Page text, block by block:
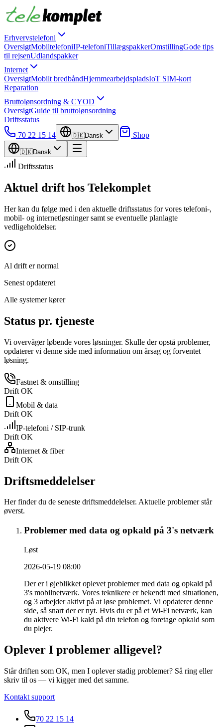
Erhvervstelefoni
OversigtMobiltelefoniIP-telefoniTillægspakkerOmstillingGode tips
til rejsenUdlandspakker
Internet
OversigtMobilt bredbåndHjemmearbejdspladsIoT SIM-kort
Reparation
Bruttolønsordning & CYOD
OversigtGuide til bruttolønsordning
Driftsstatus
70 22 15 14
🇩🇰Dansk Shop
🇩🇰Dansk
Driftsstatus
Aktuel drift hos Telekomplet
Her kan du følge med i den aktuelle driftsstatus for vores telefoni-,
mobil- og internetløsninger samt se eventuelle planlagte
vedligeholdelser.
Al drift er normal
Senest opdateret
Alle systemer kører
Status pr. tjeneste
Vi overvåger løbende vores løsninger. Skulle der opstå problemer,
opdaterer vi denne side med information om årsag og forventet
løsning.
Fastnet & omstilling
Drift OK
Mobil & data
Drift OK
IP-telefoni / SIP-trunk
Drift OK
Internet & fiber
Drift OK
Driftsmeddelelser
Her finder du de seneste driftsmeddelelser. Aktuelle problemer står
øverst.
Problemer med data og opkald på 3's netværk
Løst
2026-05-19 08:00
Der er i øjeblikket oplevet problemer med data og opkald på
3's mobilnetværk. Vores teknikere er bekendt med situationen,
og 3 arbejder aktivt på at løse problemet. Vi opdaterer denne
side, så snart der er nyt. Hvis du er på et Wi-Fi netværk, kan
du aktivere Wi-Fi kald på din telefon og foretage opkald som
du plejer.
Oplever I problemer alligevel?
Står driften som OK, men I oplever stadig problemer? Så ring eller
skriv til os — vi kigger med det samme.
Kontakt support
70 22 15 14